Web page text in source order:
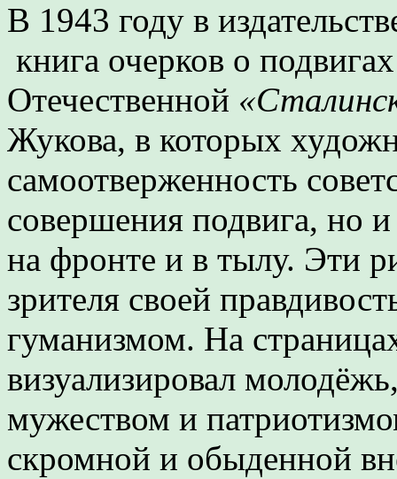
В 1943 году в
книга очерков о
Отечественной
Жукова, в которых
самоотверженность
совершения подвига, но
на фронте и в тылу. Эти
зрителя своей
гуманизмом. На
визуализировал
мужеством и
скромной и обыденной